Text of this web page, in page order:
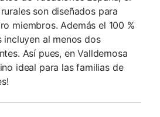
son diseñados para
miembros. Además el 100 %
incluyen al menos dos
Así pues, en Valldemosa
ideal para las familias de